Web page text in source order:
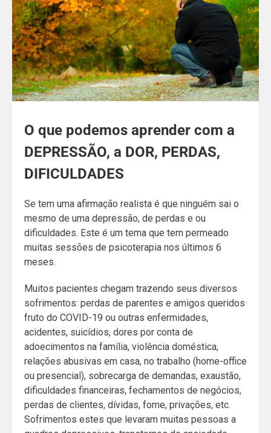
O que podemos aprender com a
DEPRESSÃO, a DOR, PERDAS,
DIFICULDADES
Se tem uma afirmação realista é que ninguém sai o
mesmo de uma depressão, de perdas e ou
dificuldades. Este é um tema que tem permeado
muitas sessões de psicoterapia nos últimos 6
meses.
Muitos pacientes chegam trazendo seus diversos
sofrimentos: perdas de parentes e amigos queridos
fruto do COVID-19 ou outras enfermidades,
acidentes, suicídios, dores por conta de
adoecimentos na família, violência doméstica,
relações abusivas em casa, no trabalho (home-office
ou presencial), sobrecarga de demandas, exaustão,
dificuldades financeiras, fechamentos de negócios,
perdas de clientes, dívidas, fome, privações, etc.
Sofrimentos estes que levaram muitas pessoas a